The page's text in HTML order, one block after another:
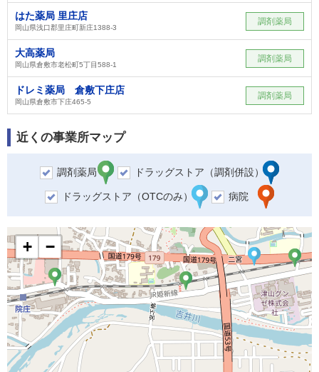
はた薬局 里庄店
岡山県浅口郡里庄町新庄1388-3
調剤薬局
大高薬局
岡山県倉敷市老松町5丁目588-1
調剤薬局
ドレミ薬局 倉敷下庄店
岡山県倉敷市下庄465-5
調剤薬局
近くの事業所マップ
調剤薬局 ドラッグストア（調剤併設）
ドラッグストア（OTCのみ） 病院
+ −